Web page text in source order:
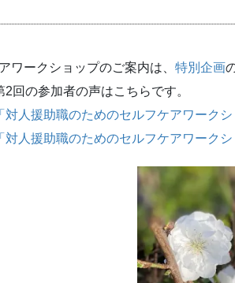
ワークショップのご案内は、 特別企画
2回の参加者の声はこちらです。
対人援助職のためのセルフケアワーク
対人援助職のためのセルフケアワーク